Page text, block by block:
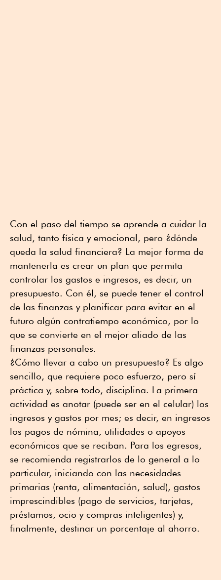
Con el paso del tiempo se aprende a cuidar la
salud, tanto física y emocional, pero ¿dónde
queda la salud financiera? La mejor forma de
mantenerla es crear un plan que permita
controlar los gastos e ingresos, es decir, un
presupuesto. Con él, se puede tener el control
de las finanzas y planificar para evitar en el
futuro algún contratiempo económico, por lo
que se convierte en el mejor aliado de las
finanzas personales.
¿Cómo llevar a cabo un presupuesto? Es algo
sencillo, que requiere poco esfuerzo, pero sí
práctica y, sobre todo, disciplina. La primera
actividad es anotar (puede ser en el celular) los
ingresos y gastos por mes; es decir, en ingresos
los pagos de nómina, utilidades o apoyos
económicos que se reciban. Para los egresos,
se recomienda registrarlos de lo general a lo
particular, iniciando con las necesidades
primarias (renta, alimentación, salud), gastos
imprescindibles (pago de servicios, tarjetas,
préstamos, ocio y compras inteligentes) y,
finalmente, destinar un porcentaje al ahorro.